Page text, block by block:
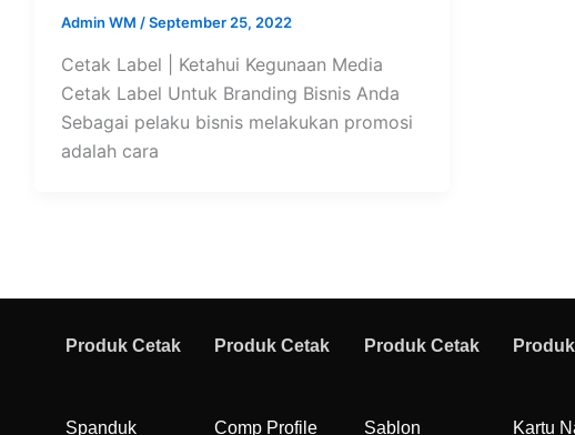
Admin WM/September 25, 2022
Cetak Label | Ketahui Kegunaan Media
Cetak Label Untuk Branding Bisnis Anda
Sebagai pelaku bisnis melakukan promosi
adalah cara
Produk Cetak
Spanduk
Produk Cetak
Comp Profile
Produk Cetak
Sablon Kartu